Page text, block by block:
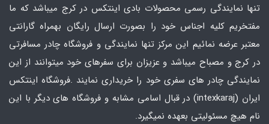
تنها نمایندگی رسمی محصولات بادی اینتکس در کرج میباشد که ما
مفتخریم کلیه اجناس خود را بصورت ارسال رایگان بهمراه گارانتی
معتبر عرضه نمائیم این مرکز تنها نمایندگی و فروشگاه چادر مسافرتی
در کرج و مصباح میباشد و عزیزان برای سفرهای خود میتوانند از این
نمایندگی چادر های سفری خود را خریداری نمایند .فروشگاه اینتکس
ایران
(intexkaraj) در قبال اسامی مشابه و فروشگاه های دیگر با این
نام هیچ مسئولیتی بعهده نمیگیرد.